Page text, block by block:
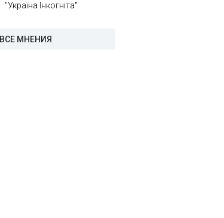
"Україна Інкогніта"
ВСЕ МНЕНИЯ